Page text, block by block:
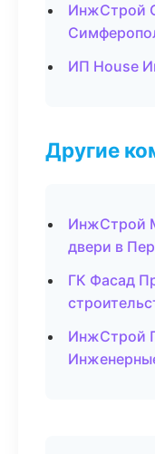
ИнжСтрой
ИП House
Другие
ИнжСтрой
двери в
ГК Фасад
ИнжСтрой